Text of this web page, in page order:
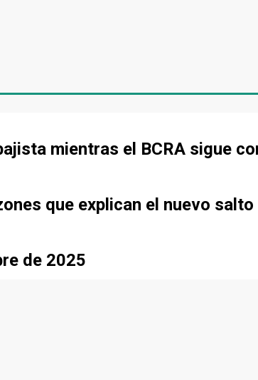
mientras el BCRA sigue
que explican el nuevo
de 2025